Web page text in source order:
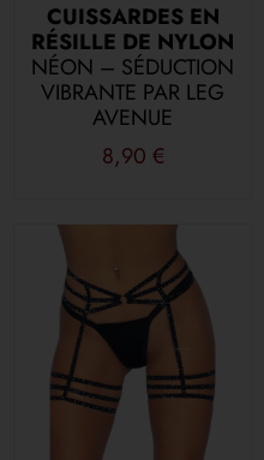
CUISSARDES EN
RÉSILLE DE NYLON
NÉON – SÉDUCTION
VIBRANTE PAR LEG
AVENUE
8,90 €